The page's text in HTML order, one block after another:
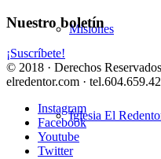
Misiones
Iglesia El
Nuestro boletín
¡Suscríbete!
© 2018 · Derechos
elredentor.com ·
Instagram
Facebook
Youtube
Twitter